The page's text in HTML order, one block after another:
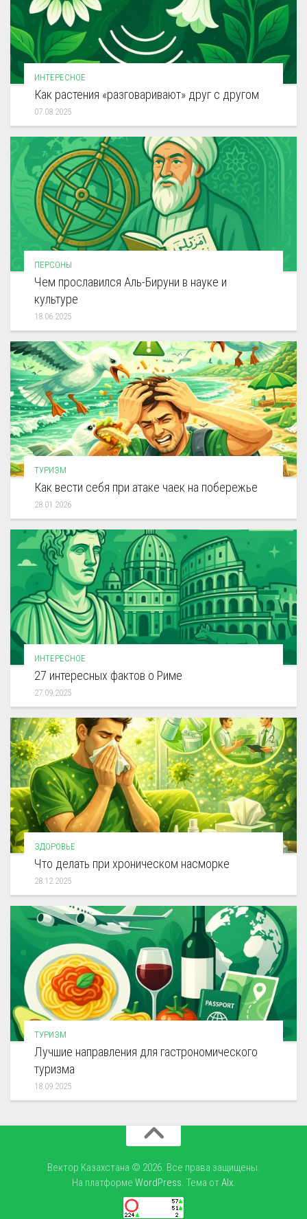
ИНТЕРЕСНОЕ
Как растения «разговаривают» друг с другом
07.08.2025
ПЕРСОНЫ
Чем прославился Аль-Бируни в науке и
культуре
18.06.2025
ТУРИЗМ
Как вести себя при атаке чаек на побережье
28.01.2026
ИНТЕРЕСНОЕ
27 интересных фактов о Риме
27.09.2025
ЗДОРОВЬЕ
Что делать при хроническом насморке
28.12.2025
ТУРИЗМ
Лучшие направления для гастрономического
туризма
18.09.2025
Вектор Казахстана © 2026. Все права защищены.
На платформе WordPress. Тема отAlx.